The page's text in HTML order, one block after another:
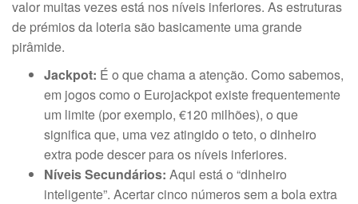
valor muitas vezes está nos níveis inferiores. As estruturas
de prémios da loteria são basicamente uma grande
pirâmide.
Jackpot: É o que chama a atenção. Como sabemos,
em jogos como o Eurojackpot existe frequentemente
um limite (por exemplo, €120 milhões), o que
significa que, uma vez atingido o teto, o dinheiro
extra pode descer para os níveis inferiores.
Níveis Secundários: Aqui está o “dinheiro
inteligente”. Acertar cinco números sem a bola extra